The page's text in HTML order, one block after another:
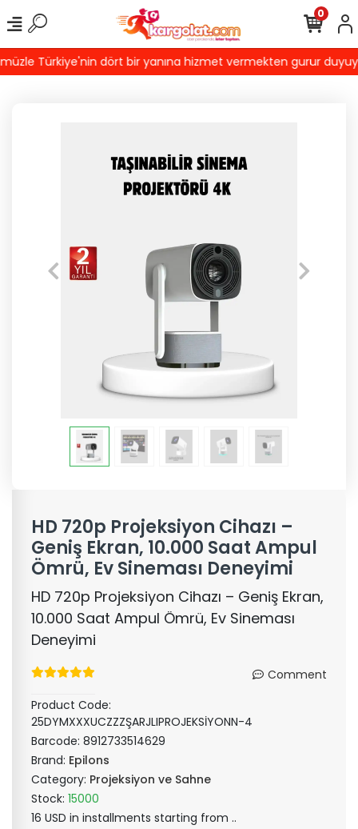
Türkiye'nin dört bir yanına hizmet vermekten gurur
0
HD 720p Projeksiyon Cihazı –
Geniş Ekran, 10.000 Saat Ampul
Ömrü, Ev Sineması Deneyimi
HD 720p Projeksiyon Cihazı – Geniş Ekran,
10.000 Saat Ampul Ömrü, Ev Sineması
Deneyimi
Comment
Product Code:
25DYMXXXUCZZZŞARJLIPROJEKSİYONN-4
Barcode: 8912733514629
Brand: Epilons
Category: Projeksiyon ve Sahne
Stock: 15000
16 USD in installments starting from ..